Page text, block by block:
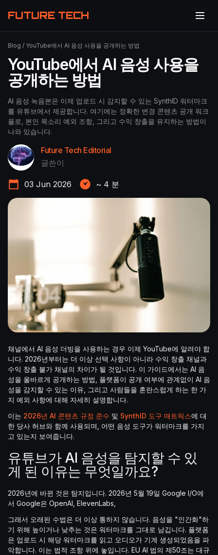
FUTURE TECH
Blog / YouTube에서 AI 음성 사용을 공개하는 방법
YouTube에서 AI 음성 사용을
공개하는 방법
AI 음성 녹음본은 이제 업로드 시 감지할 수 있는 SynthID 워터마크
를 유튜브에서 제공합니다. 여기에는 정확한 변경 콘텐츠 공개 워크
플로, 본인 목소리 예외 조항, 그리고 수익 창출을 유지하는 방법이
나와 있습니다.
Future Tech Editorial
글쓴이
03 Jun 2026 ~ 4 분
채널에서 AI 음성 더빙을 사용하는 경우 이제 YouTube에 알려야 합
니다. 2026년부터는 더 이상 선택 사항이 아니라 수익 창출 채널과
수익 창출 불가 채널의 차이가 될 것입니다. 이 가이드에서는 AI 음
성을 올바르게 공개하는 방법, 플랫폼이 공개 여부에 관계없이 AI 음
성을 감지할 수 있는 이유, 그리고 사람들을 혼란스럽게 하는 한 가
지 예외 사항에 대해 자세히 설명합니다.
이는 2026년 AI 콘텐츠 규정 준수 및 SynthID 도구 매트릭스에 대
한 당사 허브와 함께 사용되며, 어떤 음성 도구가 워터마크를 가지
고 있는지 보여줍니다.
유튜브가 AI 음성을 탐지할 수 있
게 된 이유는 무엇일까요?
2026년에 바뀐 것은 탐지입니다. 2026년 5월 19일 Google I/O에
서 Google은 OpenAI, ElevenLabs,
그래서 오래된 수법은 더 이상 통하지 않습니다. 음성을 "인간화"하
기 위해 높이거나 낮추는 것은 워터마크를 그대로 남깁니다. 플랫폼
은 업로드 시 해당 워터마크를 읽고 오디오가 기계 생성되었음을 파
악합니다. 이는 법적 조항 위에 놓입니다. EU AI 법의 제50조는 대규